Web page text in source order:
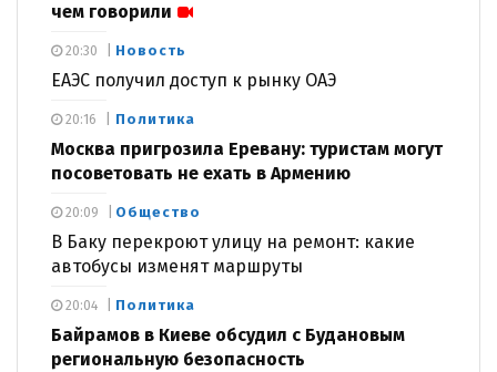
чем говорили
Новость
ЕАЭС получил доступ к рынку ОАЭ
20:30
Политика
Москва пригрозила Еревану: туристам могут
посоветовать не ехать в Армению
20:16
Общество
В Баку перекроют улицу на ремонт: какие
автобусы изменят маршруты
20:09
Политика
Байрамов в Киеве обсудил с Будановым
региональную безопасность
20:04